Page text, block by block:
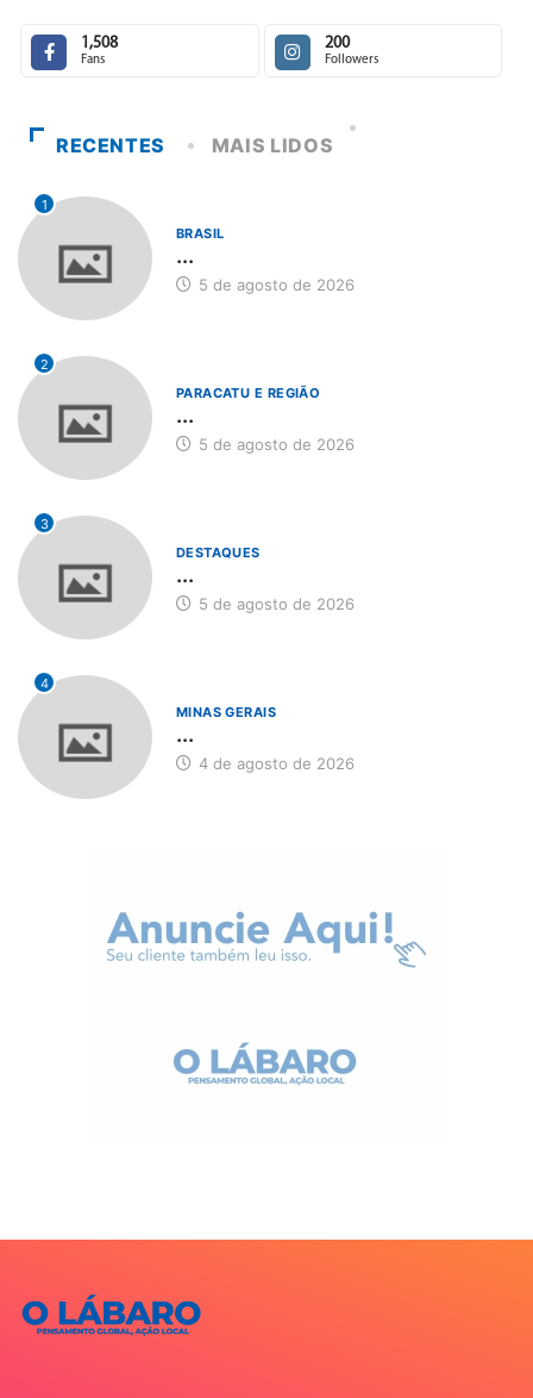
1,508
Fans
200
Followers
RECENTES MAIS LIDOS
1
BRASIL
...
5 de agosto de 2026
2
PARACATU E REGIÃO
...
5 de agosto de 2026
3
DESTAQUES
...
5 de agosto de 2026
4
MINAS GERAIS
...
4 de agosto de 2026